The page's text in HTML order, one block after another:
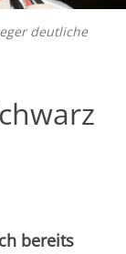
deutliche
bereits